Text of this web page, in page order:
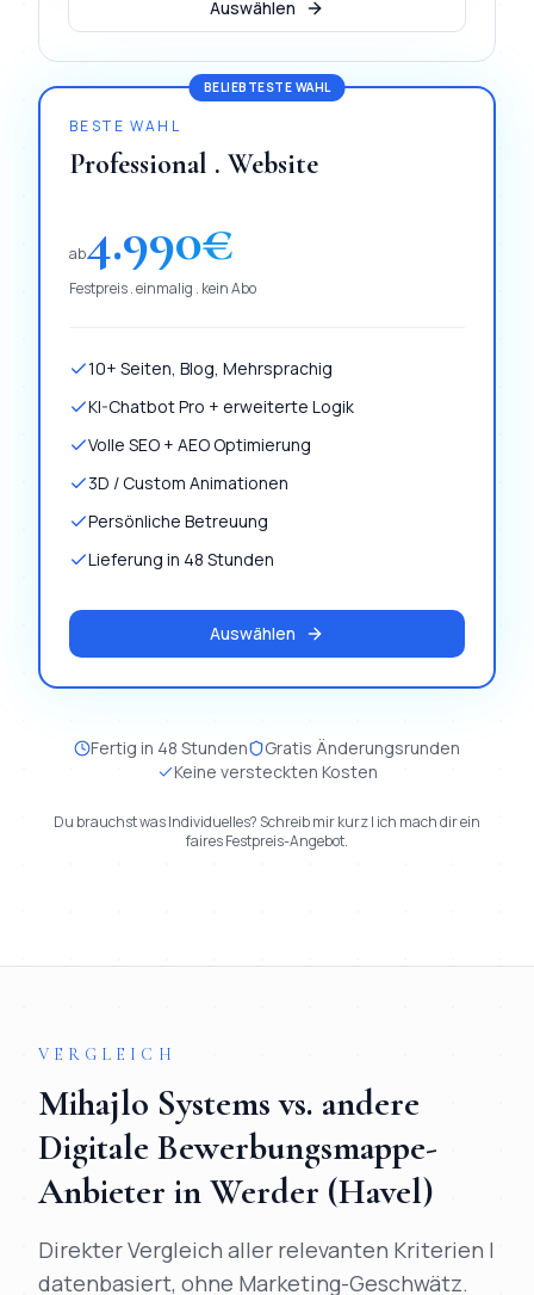
Auswählen
BELIEBTESTE WAHL
BESTE WAHL
Professional . Website
ab4.990€
Festpreis . einmalig . kein Abo
10+ Seiten, Blog, Mehrsprachig
KI-Chatbot Pro + erweiterte Logik
Volle SEO + AEO Optimierung
3D / Custom Animationen
Persönliche Betreuung
Lieferung in 48 Stunden
Auswählen
Fertig in 48 Stunden
Gratis Änderungsrunden
Keine versteckten Kosten
Du brauchst was Individuelles? Schreib mir kurz | ich mach dir ein
faires Festpreis-Angebot.
VERGLEICH
Mihajlo Systems vs. andere
Digitale Bewerbungsmappe-
Anbieter inWerder (Havel)
Direkter Vergleich aller relevanten Kriterien |
datenbasiert, ohne Marketing-Geschwätz.